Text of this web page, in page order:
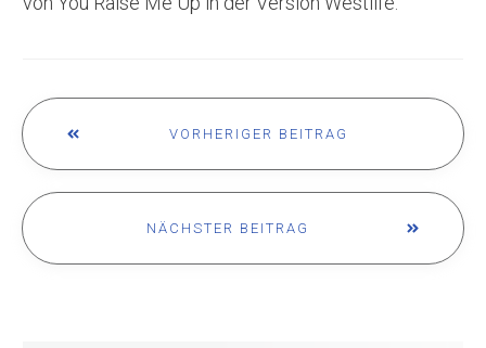
VORHERIGER BEITRAG
NÄCHSTER BEITRAG